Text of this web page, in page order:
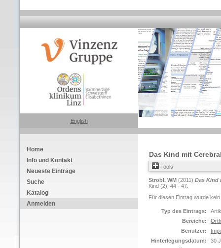
English
Home
Info und Kontakt
Neueste Einträge
Suche
Katalog
Anmelden
Das Kind mit
Tools
Strobl, WM (2011) Das Kind
Kind (2). 44 - 47.
Für diesen Eintrag wurde
Typ des Eintrags:
Bereiche:
Benutzer:
Hinterlegungsdatum:
30